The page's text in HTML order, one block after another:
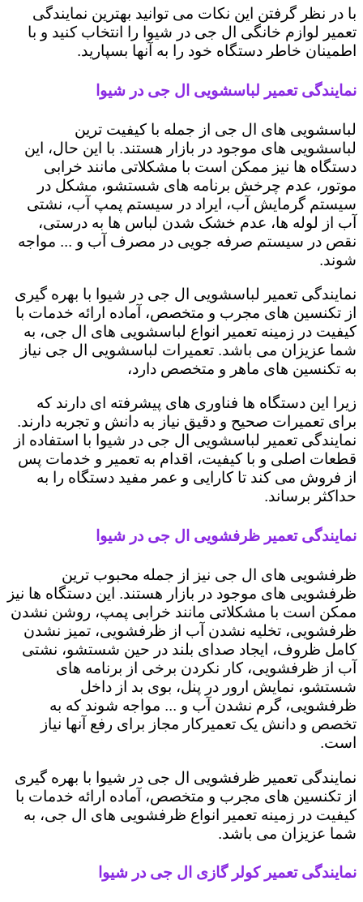
با در نظر گرفتن این نکات می توانید بهترین نمایندگی
تعمیر لوازم خانگی ال جی در شیوا را انتخاب کنید و با
اطمینان خاطر دستگاه خود را به آنها بسپارید.
نمایندگی تعمیر لباسشویی ال جی در شیوا
لباسشویی های ال جی از جمله با کیفیت ترین
لباسشویی های موجود در بازار هستند. با این حال، این
دستگاه ها نیز ممکن است با مشکلاتی مانند خرابی
موتور، عدم چرخش برنامه های شستشو، مشکل در
سیستم گرمایش آب، ایراد در سیستم پمپ آب، نشتی
آب از لوله ها، عدم خشک شدن لباس ها به درستی،
نقص در سیستم صرفه جویی در مصرف آب و ... مواجه
شوند.
نمایندگی تعمیر لباسشویی ال جی در شیوا با بهره گیری
از تکنسین های مجرب و متخصص، آماده ارائه خدمات با
کیفیت در زمینه تعمیر انواع لباسشویی های ال جی، به
شما عزیزان می باشد. تعمیرات لباسشویی ال جی نیاز
به تکنسین های ماهر و متخصص دارد،
زیرا این دستگاه ها فناوری های پیشرفته ای دارند که
برای تعمیرات صحیح و دقیق نیاز به دانش و تجربه دارند.
نمایندگی تعمیر لباسشویی ال جی در شیوا با استفاده از
قطعات اصلی و با کیفیت، اقدام به تعمیر و خدمات پس
از فروش می کند تا کارایی و عمر مفید دستگاه را به
حداکثر برساند.
نمایندگی تعمیر ظرفشویی ال جی در شیوا
ظرفشویی های ال جی نیز از جمله محبوب ترین
ظرفشویی های موجود در بازار هستند. این دستگاه ها نیز
ممکن است با مشکلاتی مانند خرابی پمپ، روشن نشدن
ظرفشویی، تخلیه نشدن آب از ظرفشویی، تمیز نشدن
کامل ظروف، ایجاد صدای بلند در حین شستشو، نشتی
آب از ظرفشویی، کار نکردن برخی از برنامه های
شستشو، نمایش ارور در پنل، بوی بد از داخل
ظرفشویی، گرم نشدن آب و ... مواجه شوند که به
تخصص و دانش یک تعمیرکار مجاز برای رفع آنها نیاز
است.
نمایندگی تعمیر ظرفشویی ال جی در شیوا با بهره گیری
از تکنسین های مجرب و متخصص، آماده ارائه خدمات با
کیفیت در زمینه تعمیر انواع ظرفشویی های ال جی، به
شما عزیزان می باشد.
نمایندگی تعمیر کولر گازی ال جی در شیوا